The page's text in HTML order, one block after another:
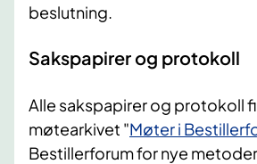
beslutning.
Sakspapirer og protokoll
Alle sakspapirer og protokoll
møtearkivet "Møter i
Bestillerforum for nye